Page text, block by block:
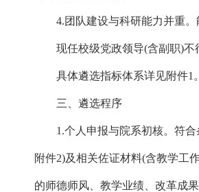
4.团队建设与科研能力并重。
现任校级党政领导(含副职)不
具体遴选指标体系详见附件1。
三、遴选程序
1.个人申报与院系初核。符合
附件2)及相关佐证材料(含教学工
的师德师风、教学业绩、改革成